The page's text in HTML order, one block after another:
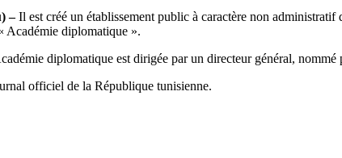
–Il est créé un établissement public à caractère non
Académie diplomatique ».
diplomatique est dirigée par un directeur général,
officiel de la République tunisienne.